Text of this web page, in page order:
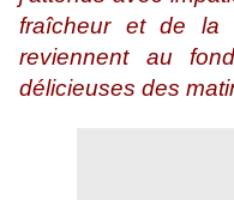
fraîcheur et de la
reviennent au
délicieuses des